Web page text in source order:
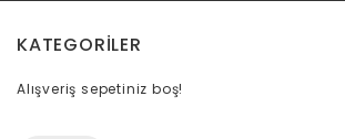
KATEGORILER
Alışveriş sepetiniz boş!